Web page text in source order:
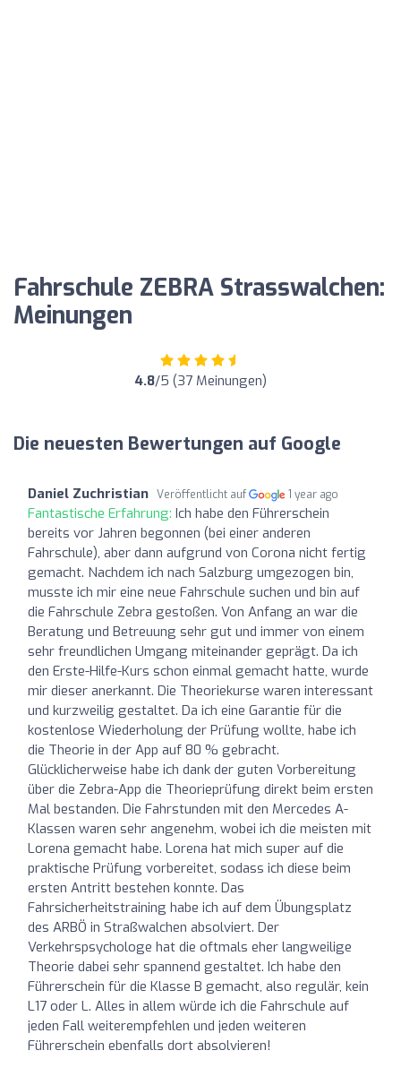
Fahrschule ZEBRA Strasswalchen:
Meinungen
4.8/5 (37 Meinungen)
Die neuesten Bewertungen auf Google
Daniel Zuchristian Veröffentlicht auf 1 year ago
Fantastische Erfahrung: Ich habe den Führerschein
bereits vor Jahren begonnen (bei einer anderen
Fahrschule), aber dann aufgrund von Corona nicht fertig
gemacht. Nachdem ich nach Salzburg umgezogen bin,
musste ich mir eine neue Fahrschule suchen und bin auf
die Fahrschule Zebra gestoßen. Von Anfang an war die
Beratung und Betreuung sehr gut und immer von einem
sehr freundlichen Umgang miteinander geprägt. Da ich
den Erste-Hilfe-Kurs schon einmal gemacht hatte, wurde
mir dieser anerkannt. Die Theoriekurse waren interessant
und kurzweilig gestaltet. Da ich eine Garantie für die
kostenlose Wiederholung der Prüfung wollte, habe ich
die Theorie in der App auf 80 % gebracht.
Glücklicherweise habe ich dank der guten Vorbereitung
über die Zebra-App die Theorieprüfung direkt beim ersten
Mal bestanden. Die Fahrstunden mit den Mercedes A-
Klassen waren sehr angenehm, wobei ich die meisten mit
Lorena gemacht habe. Lorena hat mich super auf die
praktische Prüfung vorbereitet, sodass ich diese beim
ersten Antritt bestehen konnte. Das
Fahrsicherheitstraining habe ich auf dem Übungsplatz
des ARBÖ in Straßwalchen absolviert. Der
Verkehrspsychologe hat die oftmals eher langweilige
Theorie dabei sehr spannend gestaltet. Ich habe den
Führerschein für die Klasse B gemacht, also regulär, kein
L17 oder L. Alles in allem würde ich die Fahrschule auf
jeden Fall weiterempfehlen und jeden weiteren
Führerschein ebenfalls dort absolvieren!